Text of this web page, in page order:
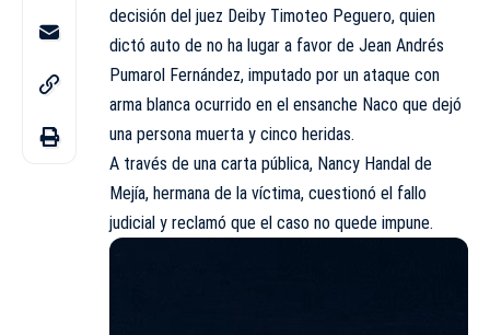
decisión del juez Deiby Timoteo Peguero, quien
dictó auto de no ha lugar a favor de Jean Andrés
Pumarol Fernández, imputado por un ataque con
arma blanca ocurrido en el ensanche Naco que dejó
una persona muerta y cinco heridas.
A través de una carta pública, Nancy Handal de
Mejía, hermana de la víctima, cuestionó el fallo
judicial y reclamó que el caso no quede impune.